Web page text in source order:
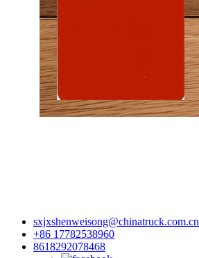
sxjxshenweisong@chinatruck.com.cn
+86 17782538960
8618292078468